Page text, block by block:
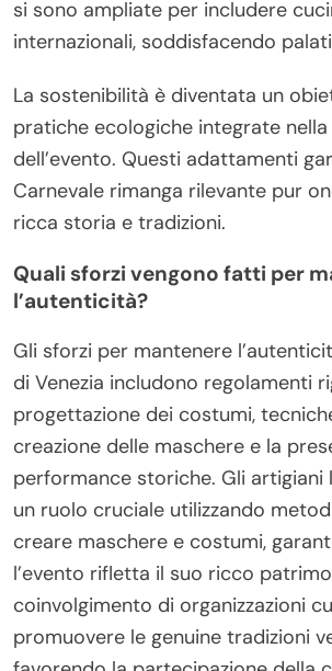
si sono ampliate per includere
internazionali, soddisfacendo
La sostenibilità è diventata un
pratiche ecologiche integrate
dell’evento. Questi adattamenti
Carnevale rimanga rilevante pur
ricca storia e tradizioni.
Quali sforzi vengono fatti per
l’autenticità?
Gli sforzi per mantenere
di Venezia includono regolamenti
progettazione dei costumi,
creazione delle maschere e la
performance storiche. Gli artigiani
un ruolo cruciale utilizzando
creare maschere e costumi,
l’evento rifletta il suo ricco
coinvolgimento di organizzazioni
promuovere le genuine tradizioni